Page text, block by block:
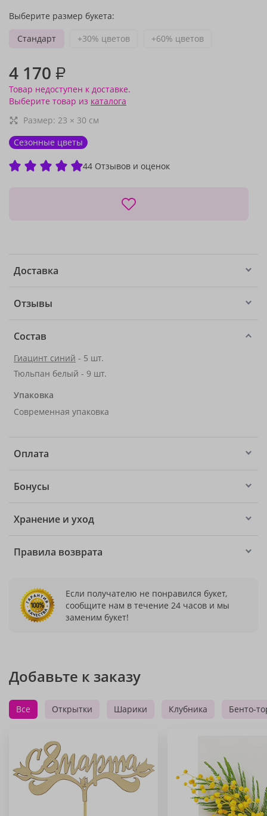
Выберите размер букета:
Стандарт
+30% цветов +60% цветов
4 170 ₽
Товар недоступен к доставке.
Выберите товар из каталога
Размер: 23 × 30 см
Сезонные цветы
44 Отзывов и оценок
Доставка
Отзывы
Состав
Гиацинт синий - 5 шт.
Тюльпан белый - 9 шт.
Упаковка
Современная упаковка
Оплата
Бонусы
Хранение и уход
Правила возврата
Если получателю не понравился букет,
сообщите нам в течение 24 часов и мы
заменим букет!
Добавьте к заказу
Все Открытки Шарики Клубника Бенто-